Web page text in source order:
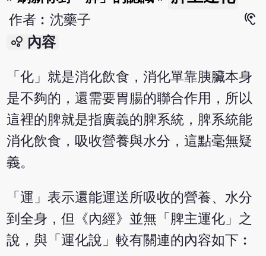
作者︰沈藥子
hearing
bubble_chart 內容
「化」就是消化飲食，消化單靠胰臟本身
是不夠的，還需要胃腸的聯合作用，所以
這裡的脾就是指廣義的脾系統，脾系統能
消化飲食，吸收營養與水分，這點毫無疑
義。
「運」表示還能運送所吸收的營養、水分
到全身，但《內經》並無「脾主運化」之
說，與「運化說」較有關連的內容如下︰